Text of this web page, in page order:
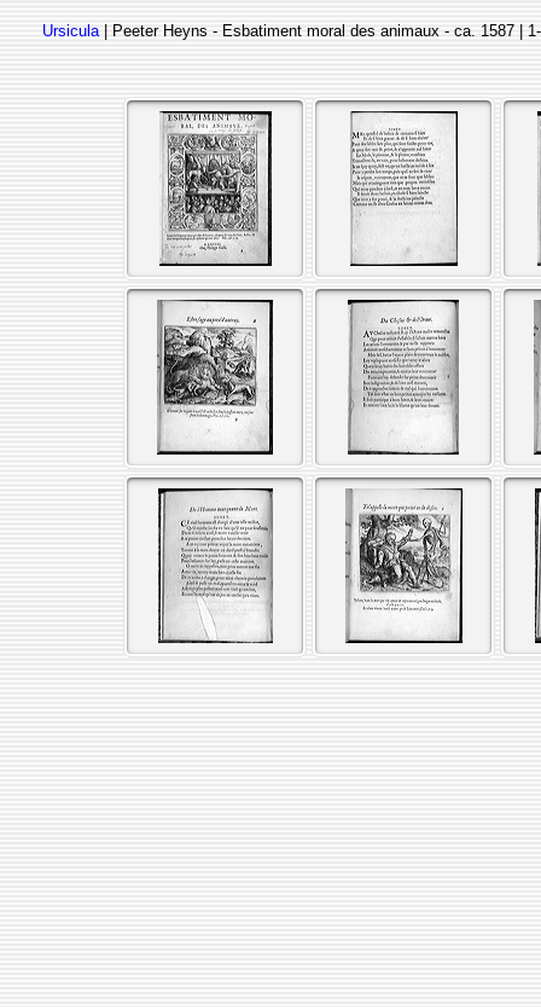
Ursicula| Peeter Heyns - Esbatiment moral des animaux - ca. 1587 |